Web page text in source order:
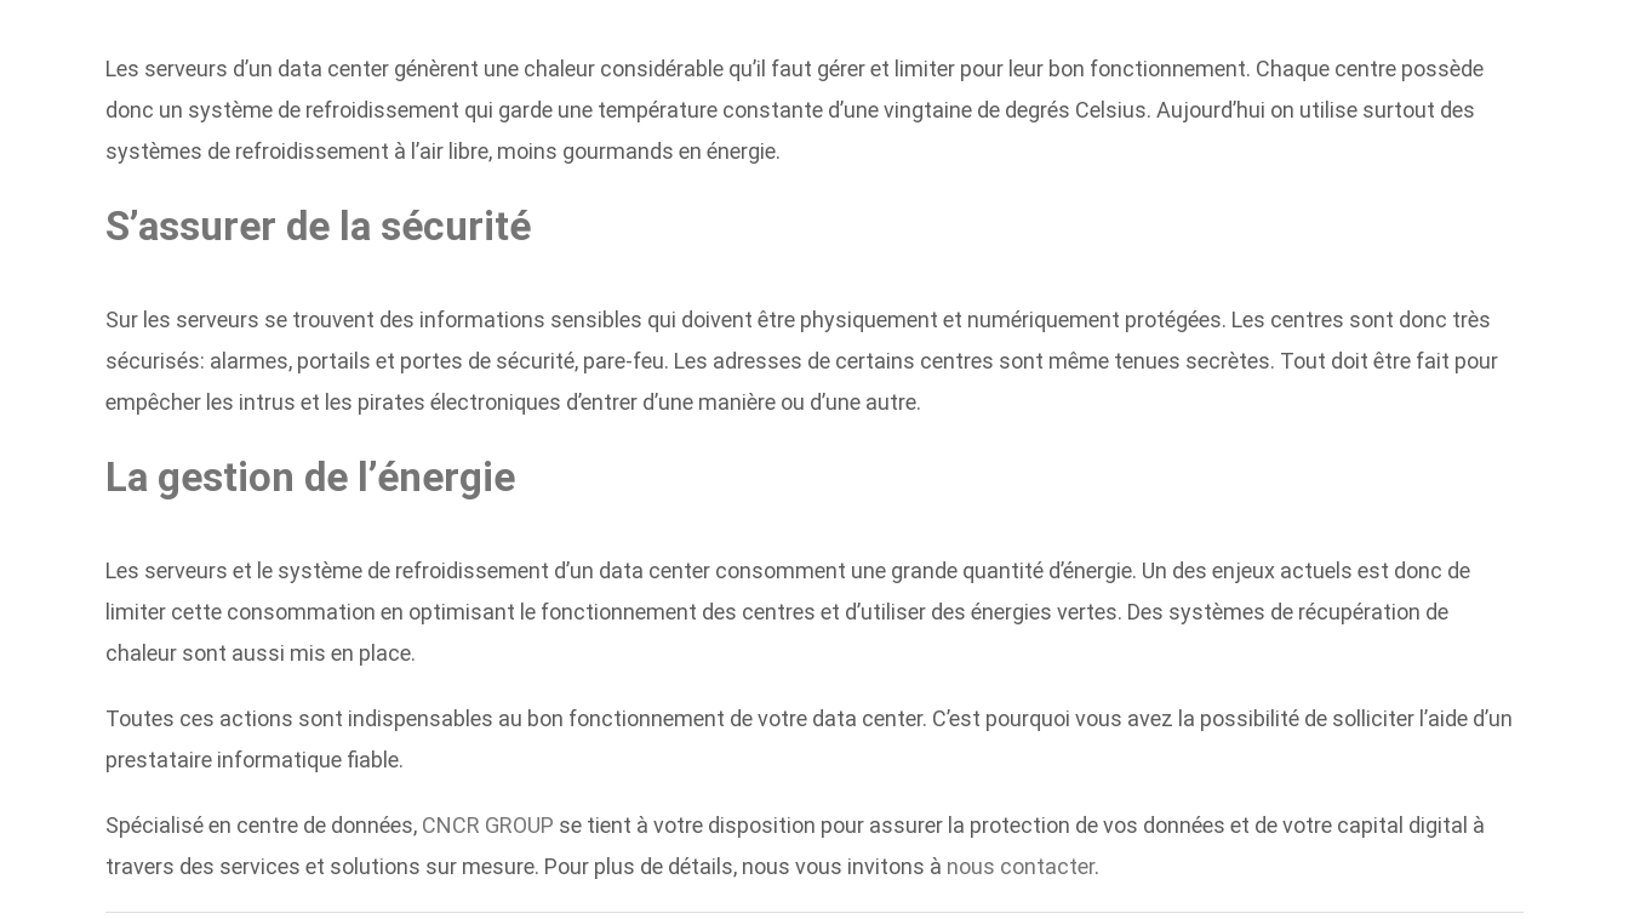
Les serveurs d’un data center génèrent une chaleur considérable qu’il faut gérer et limiter pour leur bon fonctionnement. Chaque centre possède
donc un système de refroidissement qui garde une température constante d’une vingtaine de degrés Celsius. Aujourd’hui on utilise surtout des
systèmes de refroidissement à l’air libre, moins gourmands en énergie.
S’assurer de la sécurité
Sur les serveurs se trouvent des informations sensibles qui doivent être physiquement et numériquement protégées. Les centres sont donc très
sécurisés: alarmes, portails et portes de sécurité, pare-feu. Les adresses de certains centres sont même tenues secrètes. Tout doit être fait pour
empêcher les intrus et les pirates électroniques d’entrer d’une manière ou d’une autre.
La gestion de l’énergie
Les serveurs et le système de refroidissement d’un data center consomment une grande quantité d’énergie. Un des enjeux actuels est donc de
limiter cette consommation en optimisant le fonctionnement des centres et d’utiliser des énergies vertes. Des systèmes de récupération de
chaleur sont aussi mis en place.
Toutes ces actions sont indispensables au bon fonctionnement de votre data center. C’est pourquoi vous avez la possibilité de solliciter l’aide d’un
prestataire informatique fiable.
Spécialisé en centre de données, CNCR GROUP se tient à votre disposition pour assurer la protection de vos données et de votre capital digital à
travers des services et solutions sur mesure. Pour plus de détails, nous vous invitons à nous contacter.